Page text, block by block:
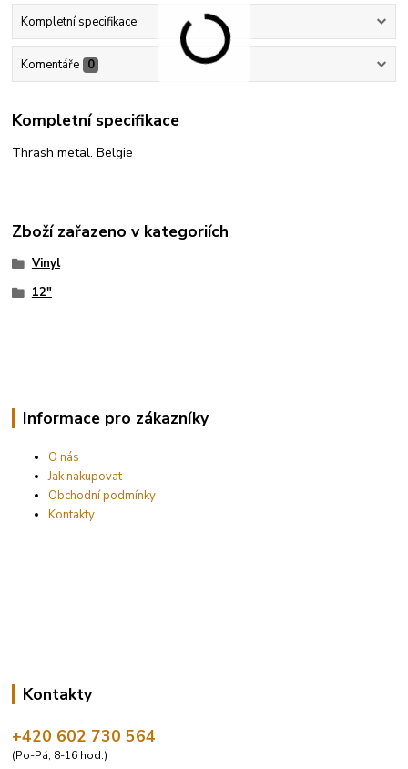
Kompletní specifikace
Komentáře 0
Kompletní specifikace
Thrash metal. Belgie
Zboží zařazeno v kategoriích
Vinyl
12"
Informace pro zákazníky
O nás
Jak nakupovat
Obchodní podmínky
Kontakty
Kontakty
+420 602 730 564
(Po-Pá, 8-16 hod.)